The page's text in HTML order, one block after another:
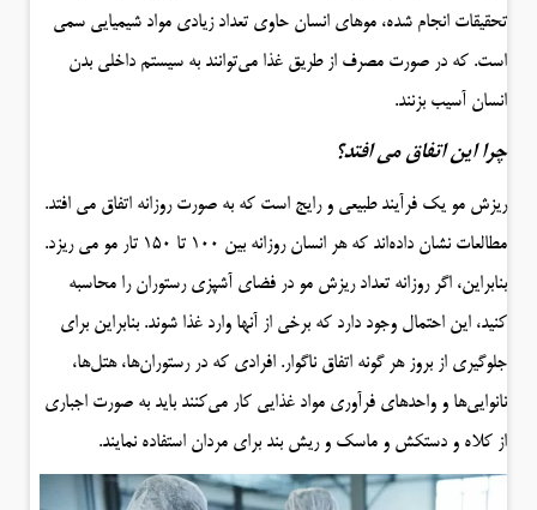
تحقیقات انجام شده، موهای انسان حاوی تعداد زیادی مواد شیمیایی سمی
است. که در صورت مصرف از طریق غذا می‌توانند به سیستم داخلی بدن
انسان آسیب بزنند.
چرا این اتفاق می افتد؟
ریزش مو یک فرآیند طبیعی و رایج است که به صورت روزانه اتفاق می افتد.
مطالعات نشان داده‌اند که هر انسان روزانه بین ۱۰۰ تا ۱۵۰ تار مو می ریزد.
بنابراین، اگر روزانه تعداد ریزش مو در فضای آشپزی رستوران را محاسبه
کنید، این احتمال وجود دارد که برخی از آنها وارد غذا شوند. بنابراین برای
جلوگیری از بروز هر گونه اتفاق ناگوار. افرادی که در رستوران‌ها، هتل‌ها،
نانوایی‌ها و واحدهای فرآوری مواد غذایی کار می‌کنند باید به صورت اجباری
از کلاه و دستکش و ماسک و ریش بند برای مردان استفاده نمایند.